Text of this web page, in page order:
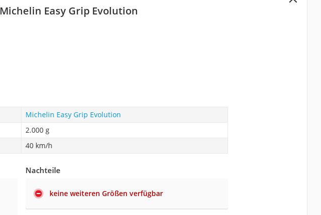
Michelin Easy Grip Evolution
Michelin Easy Grip Evolution
2.000 g
40 km/h
Nachteile
keine weiteren Größen verfügbar